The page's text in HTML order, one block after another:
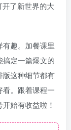
了新世界的大
趣。加餐课里
定一篇爆文的
版这种细节都有
。跟着课程一
始有收益啦！